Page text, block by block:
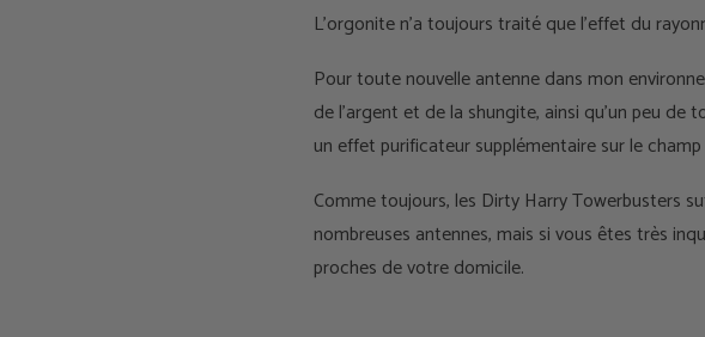
L'orgonite n'a toujours traité que l'effet du
Pour toute nouvelle antenne dans mon
de l'argent et de la shungite, ainsi qu'un peu de
un effet purificateur supplémentaire sur le
Comme toujours, les Dirty Harry Towerbusters
nombreuses antennes, mais si vous êtes très
proches de votre domicile.